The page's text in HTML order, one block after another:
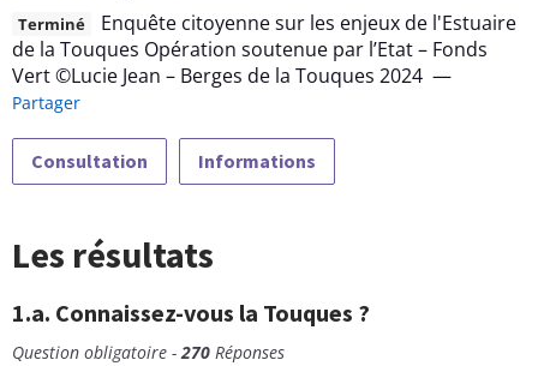
Terminé
Enquête citoyenne sur les enjeux de l'Estuaire
de la Touques Opération soutenue par l’Etat – Fonds
Vert ©Lucie Jean – Berges de la Touques 2024 —
Partager
Consultation Informations
Les résultats
1.a. Connaissez-vous la Touques ?
Question obligatoire -270 Réponses